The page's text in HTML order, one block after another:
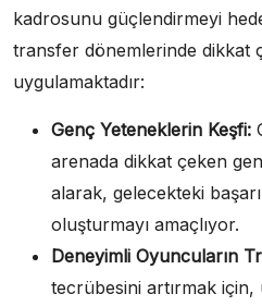
kadrosunu güçlendirmeyi
transfer dönemlerinde dikkat
uygulamaktadır:
Genç Yeteneklerin Keşfi:
arenada dikkat çeken
alarak, gelecekteki
oluşturmayı amaçlıyor.
Deneyimli Oyuncuların
tecrübesini artırmak için,